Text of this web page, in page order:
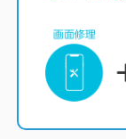
LCD（液
（iPhone 5~8